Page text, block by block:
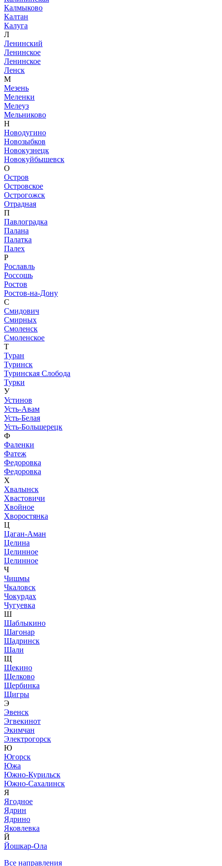
Калмыково
Калтан
Калуга
Л
Ленинский
Ленинское
Ленинское
Ленск
М
Мезень
Меленки
Мелеуз
Мельниково
Н
Новодугино
Новозыбков
Новокузнецк
Новокуйбышевск
О
Остров
Островское
Острогожск
Отрадная
П
Павлоградка
Палана
Палатка
Палех
Р
Рославль
Россошь
Ростов
Ростов-на-Дону
С
Смидович
Смирных
Смоленск
Смоленское
Т
Туран
Туринск
Туринская Слобода
Турки
У
Устинов
Усть-Авам
Усть-Белая
Усть-Большерецк
Ф
Фаленки
Фатеж
Федоровка
Федоровка
Х
Хвалынск
Хвастовичи
Хвойное
Хворостянка
Ц
Цаган-Аман
Целина
Целинное
Целинное
Ч
Чишмы
Чкаловск
Чокурдах
Чугуевка
Ш
Шаблыкино
Шагонар
Шадринск
Шали
Щ
Щекино
Щелково
Щербинка
Щигры
Э
Эвенск
Эгвекинот
Экимчан
Электрогорск
Ю
Югорск
Южа
Южно-Курильск
Южно-Сахалинск
Я
Ягодное
Ядрин
Ядрино
Яковлевка
Й
Йошкар-Ола
Все направления